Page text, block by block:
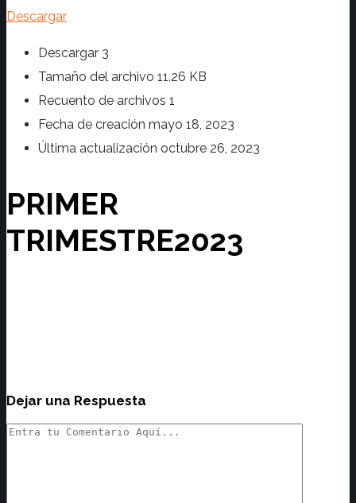
Descargar
Descargar 3
Tamaño del archivo 11.26 KB
Recuento de archivos 1
Fecha de creación mayo 18, 2023
Última actualización octubre 26, 2023
PRIMER
TRIMESTRE2023
Dejar una Respuesta